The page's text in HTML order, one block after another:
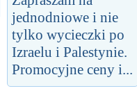
jednodniowe i nie
tylko wycieczki po
Izraelu i Palestynie.
Promocyjne ceny i...